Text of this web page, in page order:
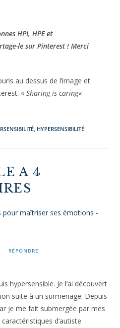
sans t’écraser ni
HPI, HPE et
le sur Pinterest !
au dessus de l’image et
A 4